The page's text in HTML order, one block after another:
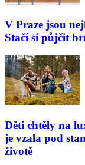
V Praze jsou
Stačí si půjčit
Děti chtěly na
je vzala pod
životě